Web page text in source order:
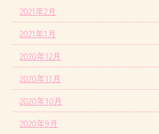
2021年2月
2021年1月
2020年12月
2020年11月
2020年10月
2020年9月